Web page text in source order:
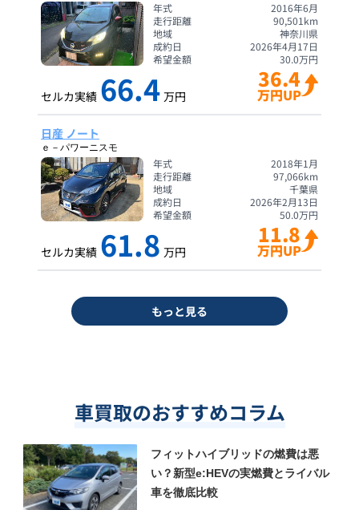
年式
2016年6月
走行距離
90,501 km
地域
神奈川県
成約日
2026年4月17日
希望金額
30.0万円
セルカ実績 66.4 万円
36.4
万円UP
日産 ノート
ｅ－パワーニスモ
年式
2018年1月
走行距離
97,066km
地域
千葉県
成約日
2026年2月13日
希望金額
50.0万円
セルカ実績 61.8 万円
11.8
万円UP
もっと見る
車買取のおすすめコラム
フィットハイブリッドの燃費は悪
い？新型e:HEVの実燃費とライバル
車を徹底比較